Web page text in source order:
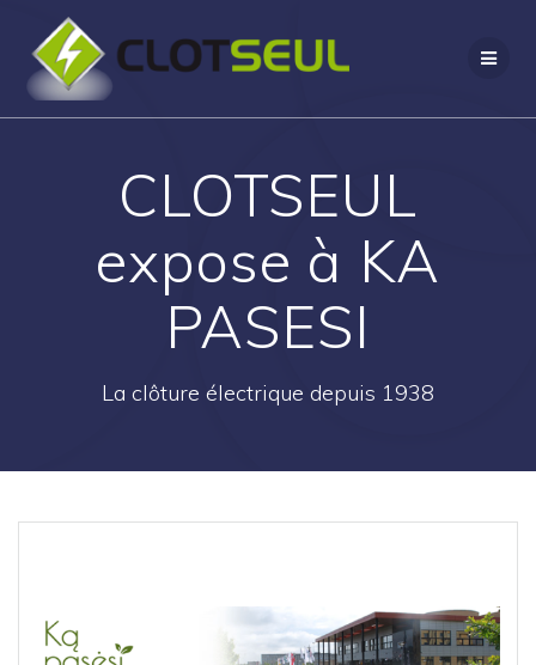
au
contenu
CLOTSEUL
expose à KA
PASESI
La clôture électrique depuis 1938